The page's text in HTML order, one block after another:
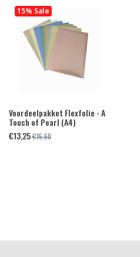
15% Sale
Voordeelpakket Flexfolie - A
Touch of Pearl (A4)
€13,25€15,60